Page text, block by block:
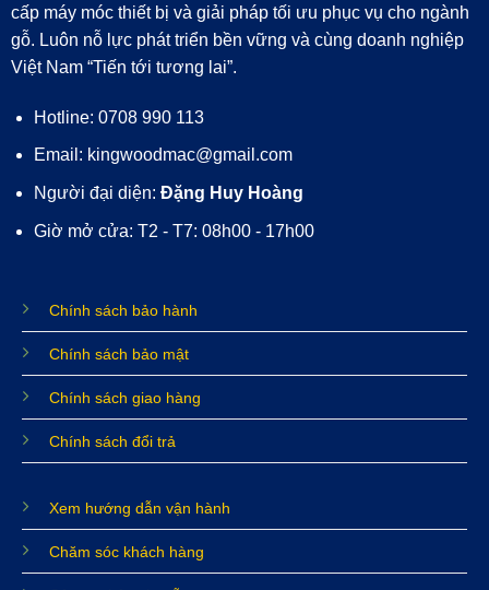
cấp máy móc thiết bị và giải pháp tối ưu phục vụ cho ngành
gỗ. Luôn nỗ lực phát triển bền vững và cùng doanh nghiệp
Việt Nam “Tiến tới tương lai”.
Hotline: 0708 990 113
Email: kingwoodmac@gmail.com
Người đại diện: Đặng Huy Hoàng
Giờ mở cửa: T2 - T7: 08h00 - 17h00
Chính sách bảo hành
Chính sách bảo mật
Chính sách giao hàng
Chính sách đổi trả
Xem hướng dẫn vận hành
Chăm sóc khách hàng